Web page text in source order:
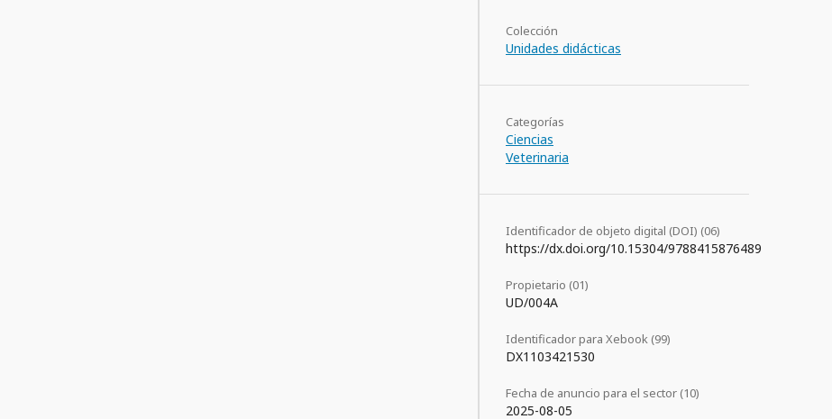
Colección
Unidades didácticas
Categorías
Ciencias
Veterinaria
Identificador de objeto digital (DOI) (06)
https://dx.doi.org/10.15304/9788415876489
Propietario (01)
UD/004A
Identificador para Xebook (99)
DX1103421530
Fecha de anuncio para el sector (10)
2025-08-05